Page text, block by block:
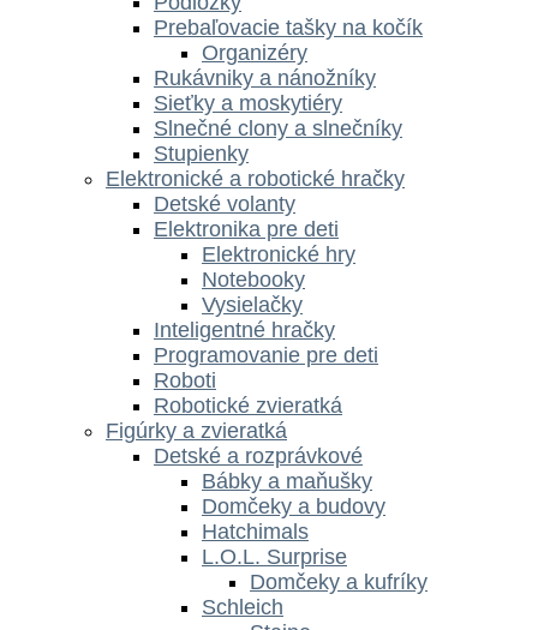
Prebaľovacie tašky na kočík
Organizéry
Rukávniky a nánožníky
Sieťky a moskytiéry
Slnečné clony a slnečníky
Stupienky
Elektronické a robotické hračky
Detské volanty
Elektronika pre deti
Elektronické hry
Notebooky
Vysielačky
Inteligentné hračky
Programovanie pre deti
Roboti
Robotické zvieratká
Figúrky a zvieratká
Detské a rozprávkové
Bábky a maňušky
Domčeky a budovy
Hatchimals
L.O.L. Surprise
Domčeky a kufríky
Schleich